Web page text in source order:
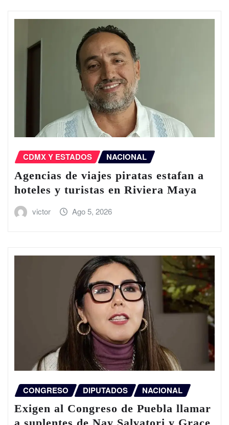
CDMX Y ESTADOS NACIONAL
Agencias de viajes piratas estafan a
hoteles y turistas en Riviera Maya
victor Ago 5, 2026
CONGRESO DIPUTADOS NACIONAL
Exigen al Congreso de Puebla llamar